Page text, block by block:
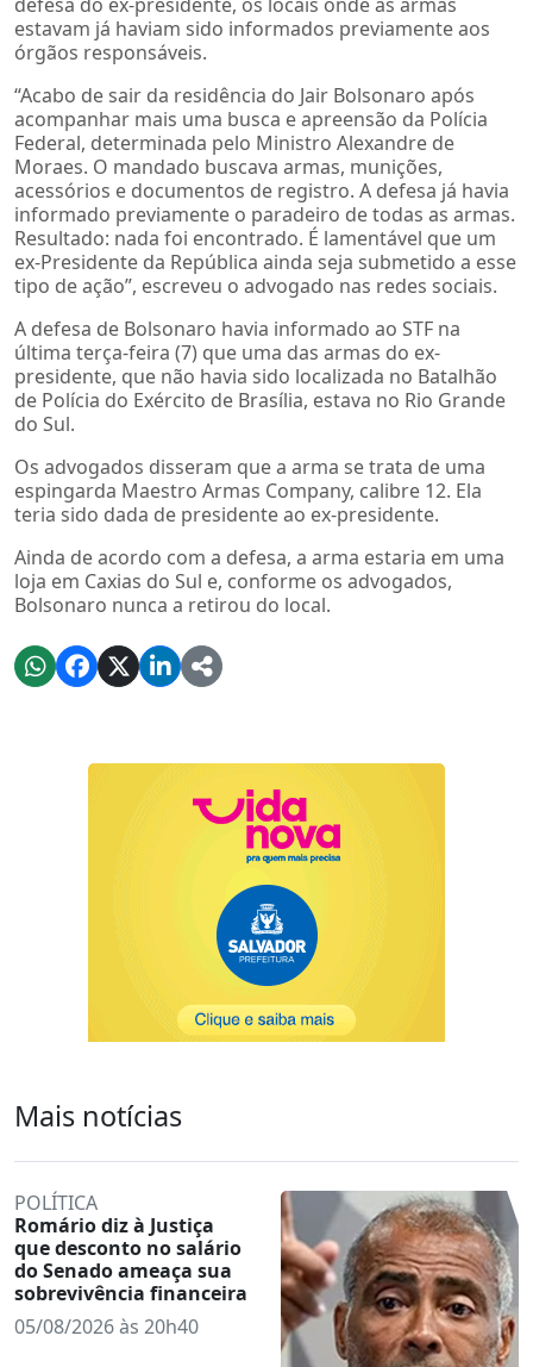
estavam já haviam sido informados previamente aos
órgãos responsáveis.
“Acabo de sair da residência do Jair Bolsonaro após
acompanhar mais uma busca e apreensão da Polícia
Federal, determinada pelo Ministro Alexandre de
Moraes. O mandado buscava armas, munições,
acessórios e documentos de registro. A defesa já havia
informado previamente o paradeiro de todas as armas.
Resultado: nada foi encontrado. É lamentável que um
ex-Presidente da República ainda seja submetido a esse
tipo de ação”, escreveu o advogado nas redes sociais.
A defesa de Bolsonaro havia informado ao STF na
última terça-feira (7) que uma das armas do ex-
presidente, que não havia sido localizada no Batalhão
de Polícia do Exército de Brasília, estava no Rio Grande
do Sul.
Os advogados disseram que a arma se trata de uma
espingarda Maestro Armas Company, calibre 12. Ela
teria sido dada de presidente ao ex-presidente.
Ainda de acordo com a defesa, a arma estaria em uma
loja em Caxias do Sul e, conforme os advogados,
Bolsonaro nunca a retirou do local.
Mais notícias
POLÍTICA
Romário diz à Justiça
que desconto no salário
do Senado ameaça sua
sobrevivência financeira
05/08/2026 às 20h40